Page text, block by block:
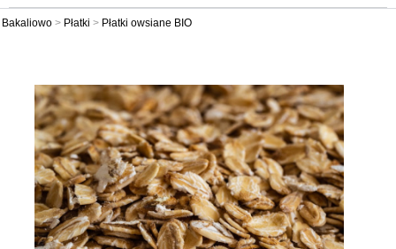
Bakaliowo Płatki Płatki owsiane BIO